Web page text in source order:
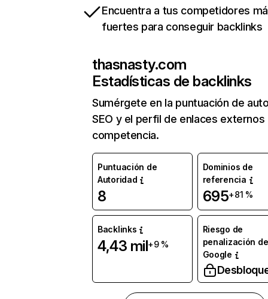
Encuentra a tus competidores
fuertes para conseguir backlinks
thasnasty.com
Estadísticas de backlinks
Sumérgete en la puntuación de
SEO y el perfil de enlaces externos
competencia.
Puntuación de
Autoridad
8
Dominios de
referencia
695+81 %
Backlinks
4,43 mil+9 %
Riesgo de
penalización de
Google